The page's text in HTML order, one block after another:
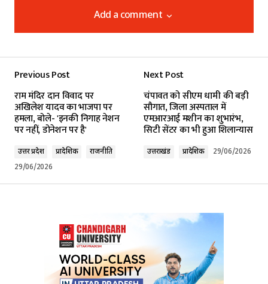
Add a comment
Add a comment
Required fields are marked*
Comment*
Your E-mail*
Previous Post
राम मंदिर दान विवाद पर
अखिलेश यादव का भाजपा पर
हमला, बोले- 'इनकी निगाह नेशन
पर नहीं, डोनेशन पर है'
उत्तर प्रदेश प्रादेशिक
राजनीति
29/06/2026
Next Post
चंपावत को सीएम धामी की बड़ी
सौगात, जिला अस्पताल में
एमआरआई मशीन का शुभारंभ,
सिटी सेंटर का भी हुआ शिलान्यास
उत्तराखंड प्रादेशिक 29/06/2026